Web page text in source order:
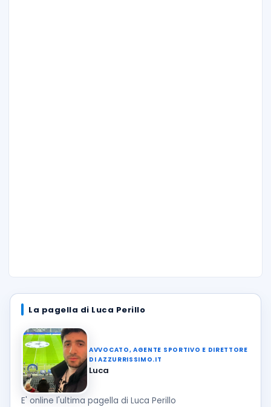
La pagella di Luca Perillo
AVVOCATO, AGENTE SPORTIVO E DIRETTORE
DI AZZURRISSIMO.IT
Luca
E' online l'ultima pagella di Luca Perillo